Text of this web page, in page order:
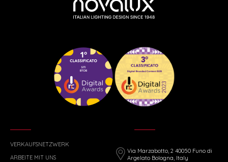
VERKAUFSNETZWERK
ARBEITE MIT UNS
Via Marzabotto, 2 40050 Funo di
Argelato Bologna, Italy